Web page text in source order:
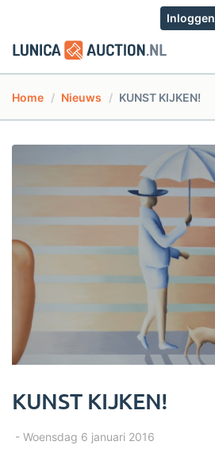
Inloggen
Home
Nieuws KUNST KIJKEN!
KUNST KIJKEN!
- Woensdag 6 januari 2016